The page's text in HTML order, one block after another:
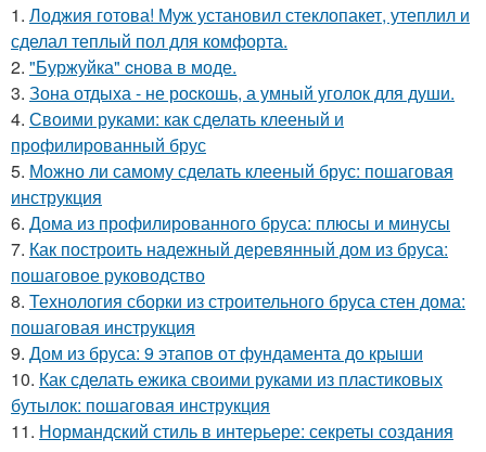
1. Лоджия готова! Муж установил стеклопакет, утеплил и
сделал теплый пол для комфорта.
2. "Буржуйка" cнова в моде.
3. Зона отдыха - не роcкошь, а умный уголок для души.
4. Своими руками: как сделать клееный и
профилированный брус
5. Можно ли самому сделать клееный брус: пошаговая
инструкция
6. Дома из профилированного бруса: плюсы и минусы
7. Как построить надежный деревянный дом из бруса:
пошаговое руководство
8. Технология сборки из строительного бруса стен дома:
пошаговая инструкция
9. Дом из бруса: 9 этапов от фундамента до крыши
10. Как сделать ежика своими руками из пластиковых
бутылок: пошаговая инструкция
11. Нормандский стиль в интерьере: секреты создания